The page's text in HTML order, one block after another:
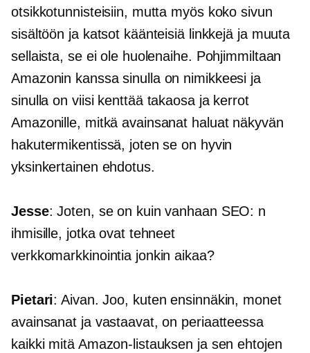
otsikkotunnisteisiin, mutta myös koko sivun
sisältöön ja katsot käänteisiä linkkejä ja muuta
sellaista, se ei ole huolenaihe. Pohjimmiltaan
Amazonin kanssa sinulla on nimikkeesi ja
sinulla on viisi kenttää takaosaja kerrot
Amazonille, mitkä avainsanat haluat näkyvän
hakutermikentissä, joten se on hyvin
yksinkertainen ehdotus.
Jesse: Joten, se on kuin vanhaan SEO: n
ihmisille, jotka ovat tehneet
verkkomarkkinointia jonkin aikaa?
Pietari: Aivan. Joo, kuten ensinnäkin, monet
avainsanat ja vastaavat, on periaatteessa
kaikki mitä Amazon-listauksen ja sen ehtojen